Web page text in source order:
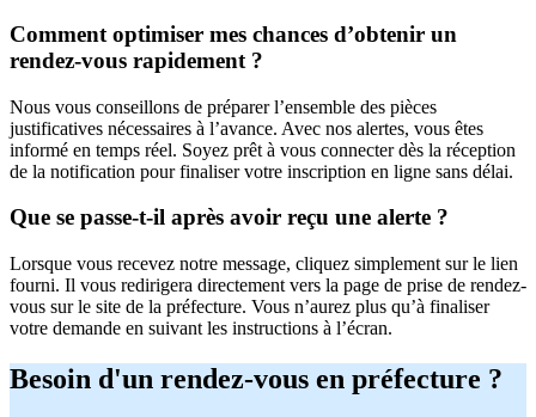
Comment optimiser mes chances d’obtenir un
rendez-vous rapidement ?
Nous vous conseillons de préparer l’ensemble des pièces
justificatives nécessaires à l’avance. Avec nos alertes, vous êtes
informé en temps réel. Soyez prêt à vous connecter dès la réception
de la notification pour finaliser votre inscription en ligne sans délai.
Que se passe-t-il après avoir reçu une alerte ?
Lorsque vous recevez notre message, cliquez simplement sur le lien
fourni. Il vous redirigera directement vers la page de prise de rendez-
vous sur le site de la préfecture. Vous n’aurez plus qu’à finaliser
votre demande en suivant les instructions à l’écran.
Besoin d'un rendez-vous en préfecture ?